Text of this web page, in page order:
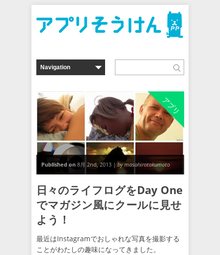
アプリ
Published on 8月 2nd, 2013 |by masahirotokumoto
日々のライフログをDay One
でマガジン風にクールに見せ
よう！
最近はInstagramでおしゃれな写真を撮影する
ことがわたしの趣味になってきました。